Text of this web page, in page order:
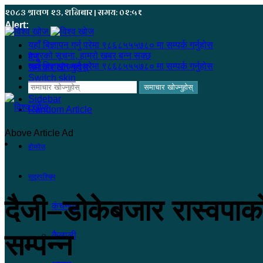
२०८३ श्रावण २३, शनिबार | समय: ०२:५१
Alert:
यहाँ बिज्ञापन गर्नु परेमा ९८६८५५५७८० मा सम्पर्क गर्नुहोस
हजुरको सूचना, हाम्रो खबर बन्न सक्छ
यहाँ बिज्ञापन गर्नु परेमा ९८६८५५५७८० मा सम्पर्क गर्नुहोस
समाचार खोज्नुहोस्
Sidebar
Random Article
मेनू
समाचार खोज्नुहोस्
Switch skin
होमपेज
सुदूरपश्चिम
कंचनपुर
कैलाली
Above Article Ad
दैजी–डोकेबजार
सम्पन्न